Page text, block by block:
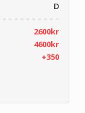
D
2600kr
4600kr
+350